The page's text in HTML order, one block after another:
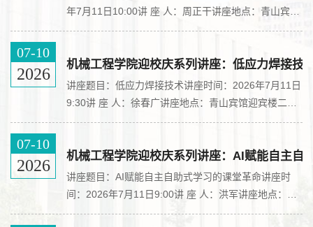
《Nondestructive Testing and Evaluation》编委；
年7月11日10:00讲 座 人：周正干讲座地点：青山宾馆
迎宾楼二楼211会议室主讲人简介：周正干，北京航空
任中国机械工程学会无损检测分会副主任委员、中国声
学学会检测声学分会委员。担任第五届中国国际复合材
料科技大会（CCCM—5）学术委员会成员。长期从事
07-10
2026
机械工程学院迎校庆系列讲座：低应力焊接技
讲座题目：低应力焊接技术讲座时间：2026年7月11日
9:30讲 座 人：徐春广讲座地点：青山宾馆迎宾楼二楼
211会议室主讲人简介：徐春广，北京理工大学二级教
任。长期从事超声无损检测与控制原理和技术的教学和
研究工作，提出了缺陷和残余应力的多维量化超声检测
与自动控制技术，创新了低应力制造技术原理和方法，
07-10
2026
机械工程学院迎校庆系列讲座：AI赋能自主自
讲座题目：AI赋能自主自助式学习的课堂革命讲座时
间：2026年7月11日9:00讲 座 人：洪军讲座地点：青
山宾馆迎宾楼二楼211会议室主讲人简介：洪军，西安